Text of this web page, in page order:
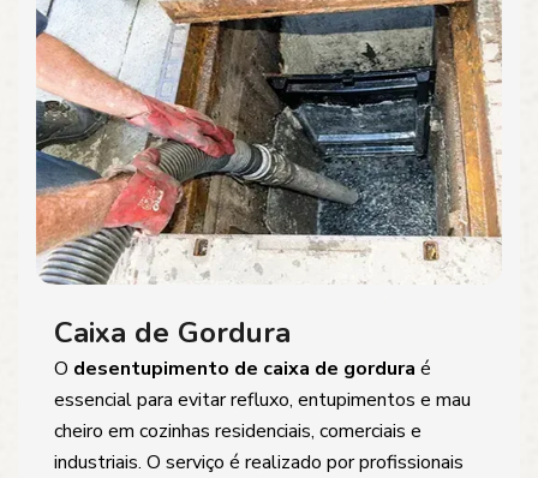
Caixa de Gordura
O desentupimento de caixa de gordura é
essencial para evitar refluxo, entupimentos e mau
cheiro em cozinhas residenciais, comerciais e
industriais. O serviço é realizado por profissionais